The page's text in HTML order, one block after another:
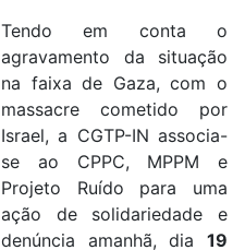
Tendo em conta o
agravamento da situação
na faixa de Gaza, com o
massacre cometido por
Israel, a CGTP-IN associa-
se ao CPPC, MPPM e
Projeto Ruído para uma
ação de solidariedade e
denúncia amanhã, dia 19